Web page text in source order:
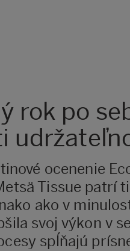
rok po
ocenenie
Tissue patrí
ako v
svoj výkon v
spĺňajú